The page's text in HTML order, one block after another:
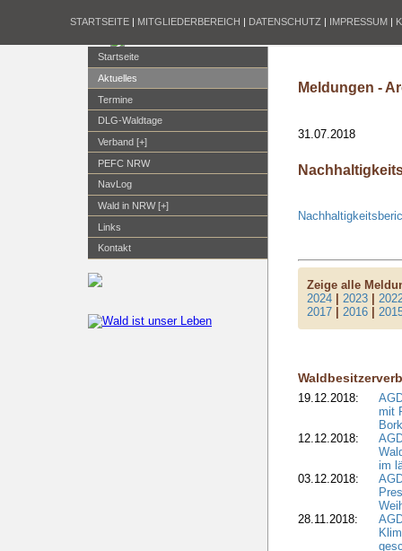
STARTSEITE | MITGLIEDERBEREICH | DATENSCHUTZ | IMPRESSUM |
Startseite
Aktuelles
Termine
DLG-Waldtage
Verband [+]
PEFC NRW
NavLog
Wald in NRW [+]
Links
Kontakt
Meldungen -
31.07.2018
Zeige alle
2024 |2023 |
2017 |2016 |
19.12.2018:
mit
12.12.2018:
im
03.12.2018:
28.11.2018: